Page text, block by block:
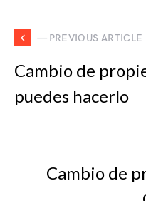
— PREVIOUS ARTICLE
Cambio de
puedes hacerlo
Cambio de